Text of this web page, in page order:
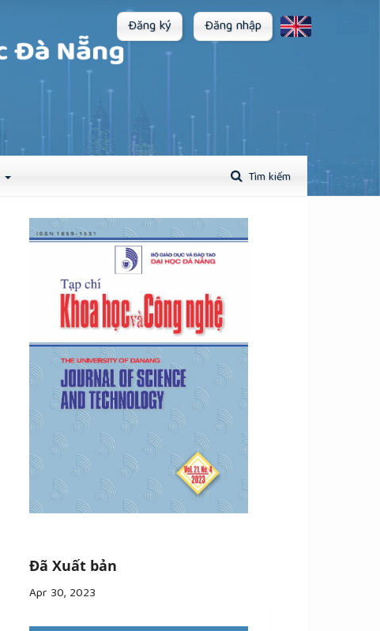
Tìm kiếm
Đăng ký Đăng nhập
Đã Xuất bản
Apr 30, 2023